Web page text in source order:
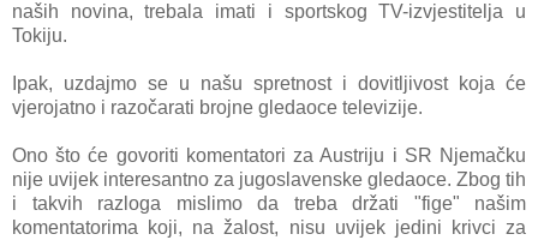
naših novina, trebala imati i sportskog TV-izvjestitelja u
Tokiju.
Ipak, uzdajmo se u našu spretnost i dovitljivost koja će
vjerojatno i razočarati brojne gledaoce televizije.
Ono što će govoriti komentatori za Austriju i SR Njemačku
nije uvijek interesantno za jugoslavenske gledaoce. Zbog tih
i takvih razloga mislimo da treba držati "fige" našim
komentatorima koji, na žalost, nisu uvijek jedini krivci za